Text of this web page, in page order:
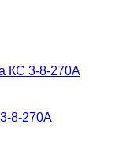
8-270А